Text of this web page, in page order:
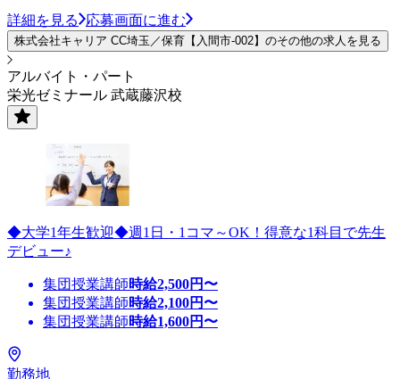
詳細を見る 応募画面に進む
株式会社キャリア CC埼玉／保育【入間市-002】のその他の求人を見る
アルバイト・パート
栄光ゼミナール 武蔵藤沢校
◆大学1年生歓迎◆週1日・1コマ～OK！得意な1科目で先生
デビュー♪
集団授業講師時給2,500円〜
集団授業講師時給2,100円〜
集団授業講師時給1,600円〜
勤務地